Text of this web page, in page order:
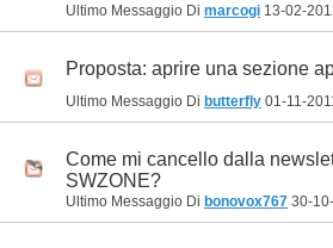
Ultimo Messaggio Di marcogi 13-02-
Proposta: aprire una sezione
Ultimo Messaggio Di butterfly 01-11-
Come mi cancello dalla
SWZONE?
Ultimo Messaggio Di bonovox767 30-